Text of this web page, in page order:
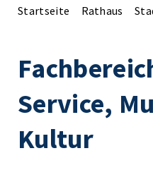
Startseite Rathaus
Service,
Kultur